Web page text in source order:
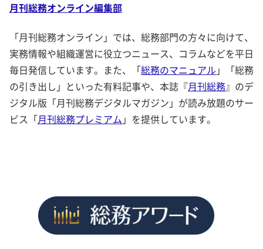
月刊総務オンライン編集部
「月刊総務オンライン」では、総務部門の方々に向けて、
実務情報や組織運営に役立つニュース、コラムなどを平日
毎日発信しています。また、「総務のマニュアル 」「総務
の引き出し」といった有料記事や、本誌『月刊総務』のデ
ジタル版「月刊総務デジタルマガジン」が読み放題のサー
ビス「月刊総務プレミアム 」を提供しています。